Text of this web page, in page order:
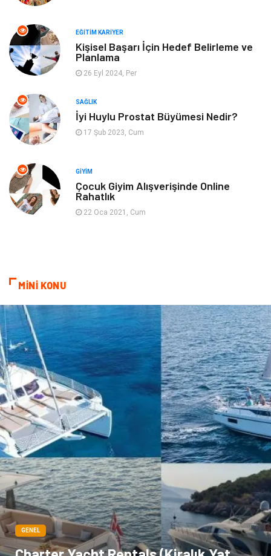
Spor Müzik
Ev işleri
Cam
Sigorta Spor Malzemeleri
Bebek Giyim
Kına Gecesi
EĞITIM KARIYER
Kişisel Başarı İçin Hedef Belirleme ve
Planlama
26 Eyl 2024, Per
SAĞLIK
İyi Huylu Prostat Büyümesi Nedir?
17 Şub 2023, Cum
GIYIM
Çocuk Giyim Alışverişinde Online
Rahatlık
22 Oca 2021, Cum
MİNİ KONU
GENEL